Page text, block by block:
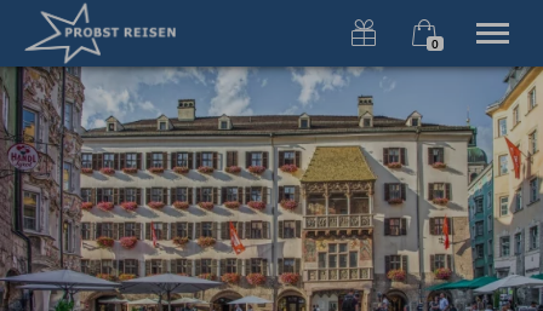
FIRST CLASS REISEN
Willkommen
Tagesfahrten
Busanmietung
Über uns
Jobs
0
×
Warenkorb ist leer